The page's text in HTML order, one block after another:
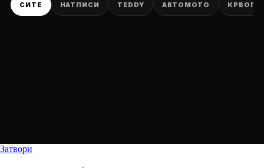
СИТЕ НАТПИСИ TEDDY АВТОМОТО
Затвори